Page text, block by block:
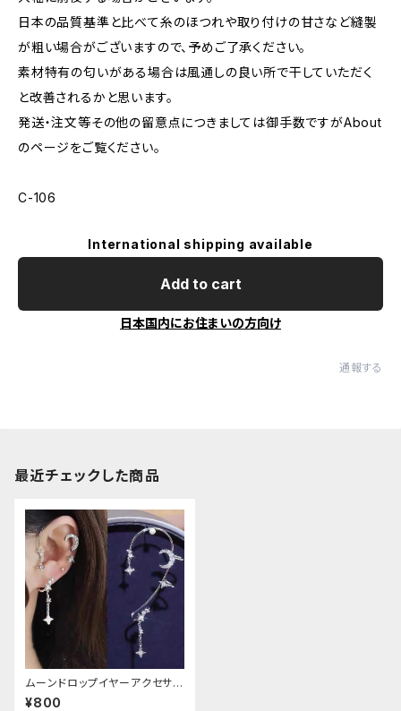
日本の品質基準と比べて糸のほつれや取り付けの甘さなど縫製
が粗い場合がございますので、予めご了承ください。
素材特有の匂いがある場合は風通しの良い所で干していただく
と改善されるかと思います。
発送・注文等その他の留意点につきましては御手数ですがAbout
のページをご覧ください。
C-106
International shipping available
Add to cart
日本国内にお住まいの方向け
通報する
最近チェックした商品
ムーンドロップイヤーアクセサリ
ー
¥800